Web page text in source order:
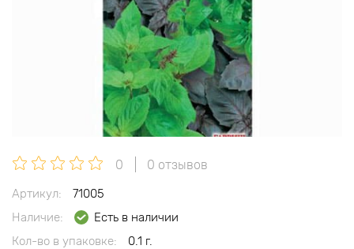
0 0 отзывов
Артикул:
71005
Наличие:
Есть в наличии
Кол-во в упаковке:
0.1 г.